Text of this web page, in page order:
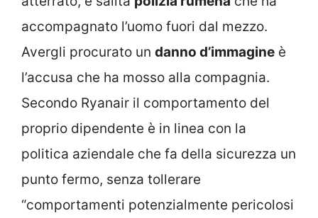
accompagnato l’uomo fuori dal mezzo.
Avergli procurato un danno d’immagine è
l’accusa che ha mosso alla compagnia.
Secondo Ryanair il comportamento del
proprio dipendente è in linea con la
politica aziendale che fa della sicurezza un
punto fermo, senza tollerare
“comportamenti potenzialmente pericolosi